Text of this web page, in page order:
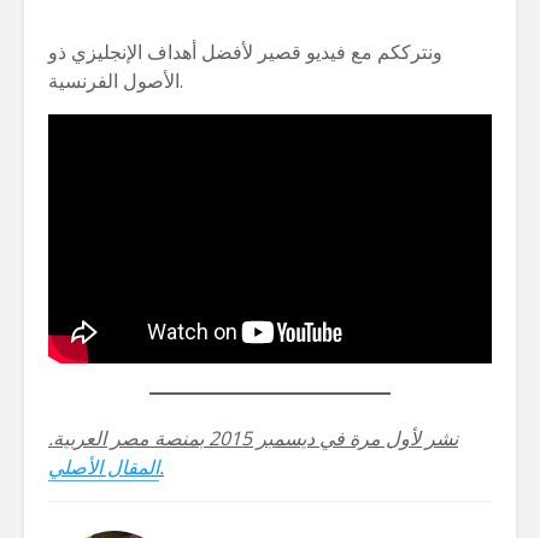
ونترككم مع فيديو قصير لأفضل أهداف الإنجليزي ذو
الأصول الفرنسية.
نشر لأول مرة في ديسمبر 2015 بمنصة مصر العربية.
المقال الأصلي.